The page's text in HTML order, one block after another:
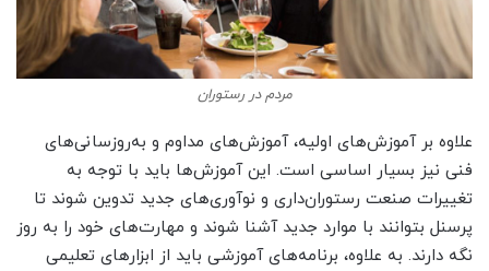
مردم در رستوران
علاوه بر آموزش‌های اولیه، آموزش‌های مداوم و به‌روزسانی‌های
فنی نیز بسیار اساسی است. این آموزش‌ها باید با توجه به
تغییرات صنعت رستوران‌داری و نوآوری‌های جدید تدوین شوند تا
پرسنل بتوانند با موارد جدید آشنا شوند و مهارت‌های خود را به روز
نگه دارند. به علاوه، برنامه‌های آموزشی باید از ابزارهای تعلیمی